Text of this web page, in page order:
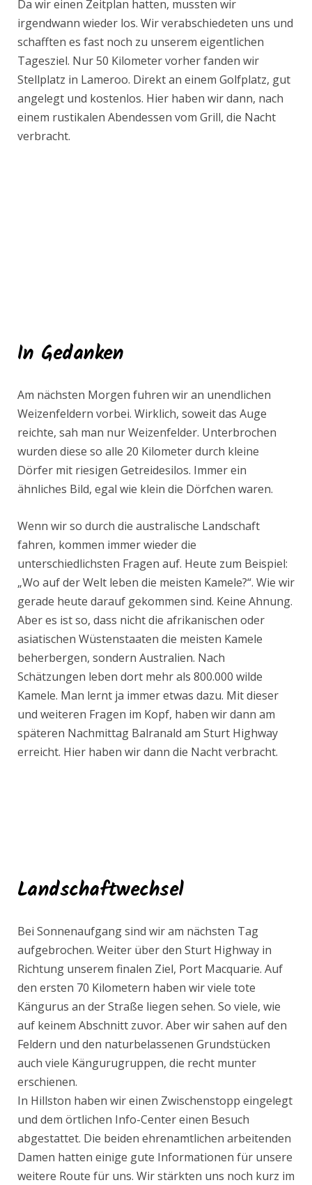
Da wir einen Zeitplan hatten, mussten wir
irgendwann wieder los. Wir verabschiedeten uns und
schafften es fast noch zu unserem eigentlichen
Tagesziel. Nur 50 Kilometer vorher fanden wir
Stellplatz in Lameroo. Direkt an einem Golfplatz, gut
angelegt und kostenlos. Hier haben wir dann, nach
einem rustikalen Abendessen vom Grill, die Nacht
verbracht.
In Gedanken
Am nächsten Morgen fuhren wir an unendlichen
Weizenfeldern vorbei. Wirklich, soweit das Auge
reichte, sah man nur Weizenfelder. Unterbrochen
wurden diese so alle 20 Kilometer durch kleine
Dörfer mit riesigen Getreidesilos. Immer ein
ähnliches Bild, egal wie klein die Dörfchen waren.
Wenn wir so durch die australische Landschaft
fahren, kommen immer wieder die
unterschiedlichsten Fragen auf. Heute zum Beispiel:
„Wo auf der Welt leben die meisten Kamele?“. Wie wir
gerade heute darauf gekommen sind. Keine Ahnung.
Aber es ist so, dass nicht die afrikanischen oder
asiatischen Wüstenstaaten die meisten Kamele
beherbergen, sondern Australien. Nach
Schätzungen leben dort mehr als 800.000 wilde
Kamele. Man lernt ja immer etwas dazu. Mit dieser
und weiteren Fragen im Kopf, haben wir dann am
späteren Nachmittag Balranald am Sturt Highway
erreicht. Hier haben wir dann die Nacht verbracht.
Landschaftwechsel
Bei Sonnenaufgang sind wir am nächsten Tag
aufgebrochen. Weiter über den Sturt Highway in
Richtung unserem finalen Ziel, Port Macquarie. Auf
den ersten 70 Kilometern haben wir viele tote
Kängurus an der Straße liegen sehen. So viele, wie
auf keinem Abschnitt zuvor. Aber wir sahen auf den
Feldern und den naturbelassenen Grundstücken
auch viele Kängurugruppen, die recht munter
erschienen.
In Hillston haben wir einen Zwischenstopp eingelegt
und dem örtlichen Info-Center einen Besuch
abgestattet. Die beiden ehrenamtlichen arbeitenden
Damen hatten einige gute Informationen für unsere
weitere Route für uns. Wir stärkten uns noch kurz im